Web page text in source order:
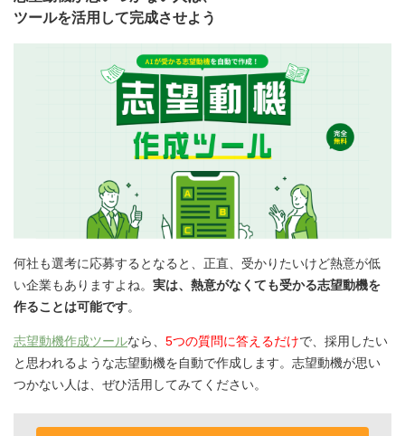
ツールを活用して完成させよう
何社も選考に応募するとなると、正直、受かりたいけど熱意が低
い企業もありますよね。 実は、熱意がなくても受かる志望動機を
作ることは可能です。
志望動機作成ツールなら、 5つの質問に答えるだけで、採用したい
と思われるような志望動機を自動で作成します。志望動機が思い
つかない人は、ぜひ活用してみてください。